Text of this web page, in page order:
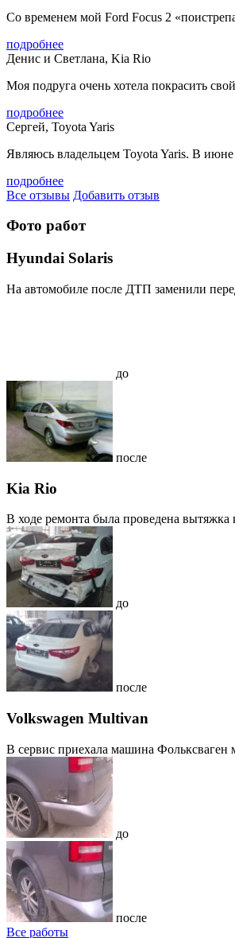
Со временем мой Ford Focus 2
подробнее
Денис и Светлана, Kia Rio
Моя подруга очень хотела покрасить
подробнее
Сергей, Toyota Yaris
Являюсь владельцем Toyota Yaris. В
подробнее
Все отзывы Добавить отзыв
Фото работ
Hyundai Solaris
На автомобиле после ДТП заменили
до
после
Kia Rio
В ходе ремонта была проведена вытяжка
до
после
Volkswagen Multivan
В сервис приехала машина Фольксваген
до
после
Все работы